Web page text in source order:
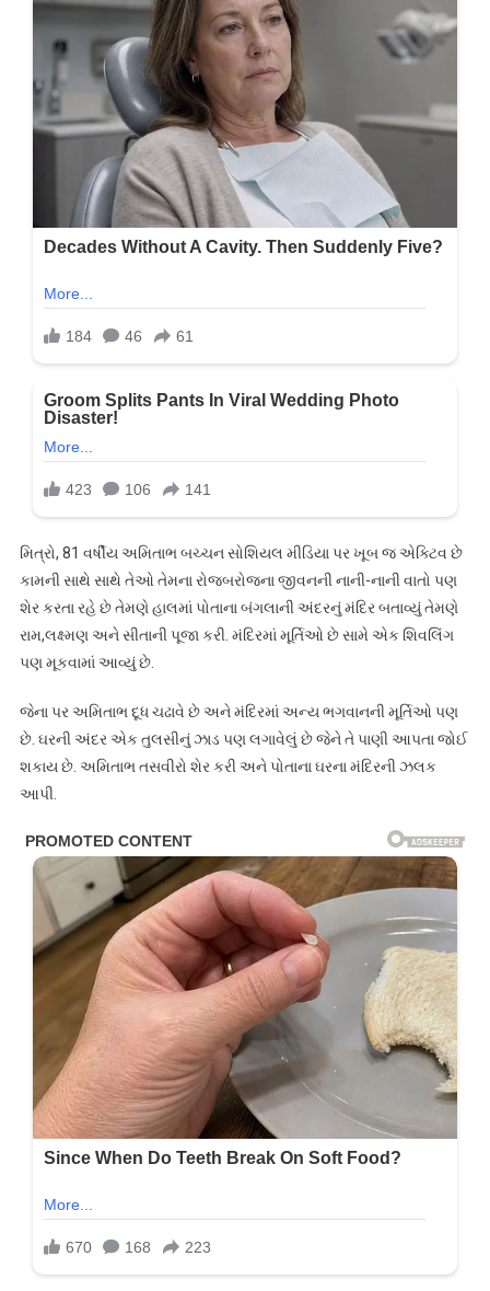
મિત્રો, 81 વર્ષીય અમિતાભ બચ્ચન સોશિયલ મીડિયા પર ખૂબ જ એક્ટિવ છે
કામની સાથે સાથે તેઓ તેમના રોજબરોજના જીવનની નાની-નાની વાતો પણ
શેર કરતા રહે છે તેમણે હાલમાં પોતાના બંગલાની અંદરનું મંદિર બતાવ્યું તેમણે
રામ,લક્ષ્મણ અને સીતાની પૂજા કરી. મંદિરમાં મૂર્તિઓ છે સામે એક શિવલિંગ
પણ મૂકવામાં આવ્યું છે.
જેના પર અમિતાભ દૂધ ચઢાવે છે અને મંદિરમાં અન્ય ભગવાનની મૂર્તિઓ પણ
છે. ઘરની અંદર એક તુલસીનું ઝાડ પણ લગાવેલું છે જેને તે પાણી આપતા જોઈ
શકાય છે. અમિતાભ તસવીરો શેર કરી અને પોતાના ઘરના મંદિરની ઝલક
આપી.